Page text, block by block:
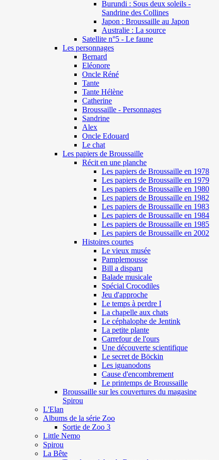
Burundi : Sous deux soleils -
Sandrine des Collines
Japon : Broussaille au Japon
Australie : La source
Satellite n°5 - Le faune
Les personnages
Bernard
Eléonore
Oncle Réné
Tante
Tante Hélène
Catherine
Broussaille - Personnages
Sandrine
Alex
Oncle Edouard
Le chat
Les papiers de Broussaille
Récit en une planche
Les papiers de Broussaille en 1978
Les papiers de Broussaille en 1979
Les papiers de Broussaille en 1980
Les papiers de Broussaille en 1982
Les papiers de Broussaille en 1983
Les papiers de Broussaille en 1984
Les papiers de Broussaille en 1985
Les papiers de Broussaille en 2002
Histoires courtes
Le vieux musée
Pamplemousse
Bill a disparu
Balade musicale
Spécial Crocodiles
Jeu d'approche
Le temps à perdre I
La chapelle aux chats
Le céphalophe de Jentink
La petite plante
Carrefour de l'ours
Une découverte scientifique
Le secret de Böckin
Les iguanodons
Cause d'encombrement
Le printemps de Broussaille
Broussaille sur les couvertures du magasine
Spirou
L'Elan
Albums de la série Zoo
Sortie de Zoo 3
Little Nemo
Spirou
La Bête